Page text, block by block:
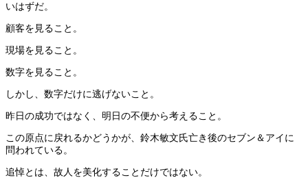
いはずだ。
顧客を見ること。
現場を見ること。
数字を見ること。
しかし、数字だけに逃げないこと。
昨日の成功ではなく、明日の不便から考えること。
この原点に戻れるかどうかが、鈴木敏文氏亡き後のセブン＆アイに
問われている。
追悼とは、故人を美化することだけではない。